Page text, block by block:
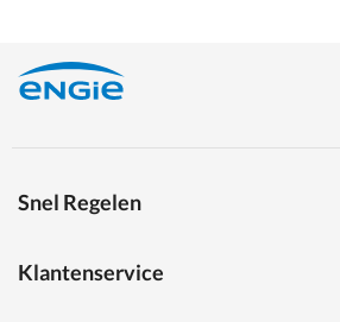
Snel Regelen
Klantenservice